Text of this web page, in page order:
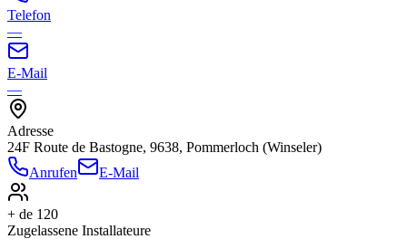
Telefon
—
E-Mail
—
Adresse
24F Route de Bastogne, 9638, Pommerloch (Winseler)
Anrufen
E-Mail
+ de 120
Zugelassene Installateure